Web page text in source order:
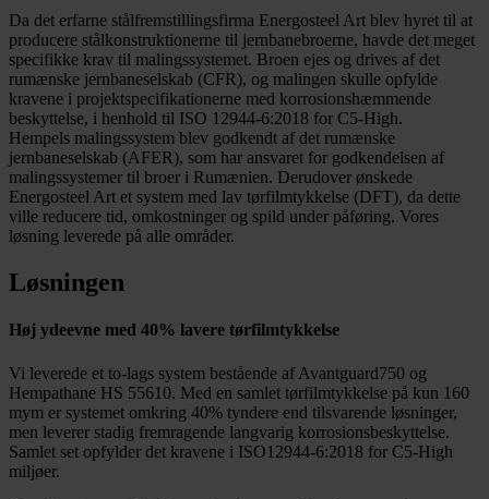
Da det erfarne stålfremstillingsfirma Energosteel Art blev hyret til at
producere stålkonstruktionerne til jernbanebroerne, havde det meget
specifikke krav til malingssystemet. Broen ejes og drives af det
rumænske jernbaneselskab (CFR), og malingen skulle opfylde
kravene i projektspecifikationerne med korrosionshæmmende
beskyttelse, i henhold til ISO 12944-6:2018 for C5-High.
Hempels malingssystem blev godkendt af det rumænske
jernbaneselskab (AFER), som har ansvaret for godkendelsen af
malingssystemer til broer i Rumænien. Derudover ønskede
Energosteel Art et system med lav tørfilmtykkelse (DFT), da dette
ville reducere tid, omkostninger og spild under påføring. Vores
løsning leverede på alle områder.
Løsningen
Høj ydeevne med 40% lavere tørfilmtykkelse
Vi leverede et to-lags system bestående af Avantguard750 og
Hempathane HS 55610. Med en samlet tørfilmtykkelse på kun 160
mym er systemet omkring 40% tyndere end tilsvarende løsninger,
men leverer stadig fremragende langvarig korrosionsbeskyttelse.
Samlet set opfylder det kravene i ISO12944-6:2018 for C5-High
miljøer.